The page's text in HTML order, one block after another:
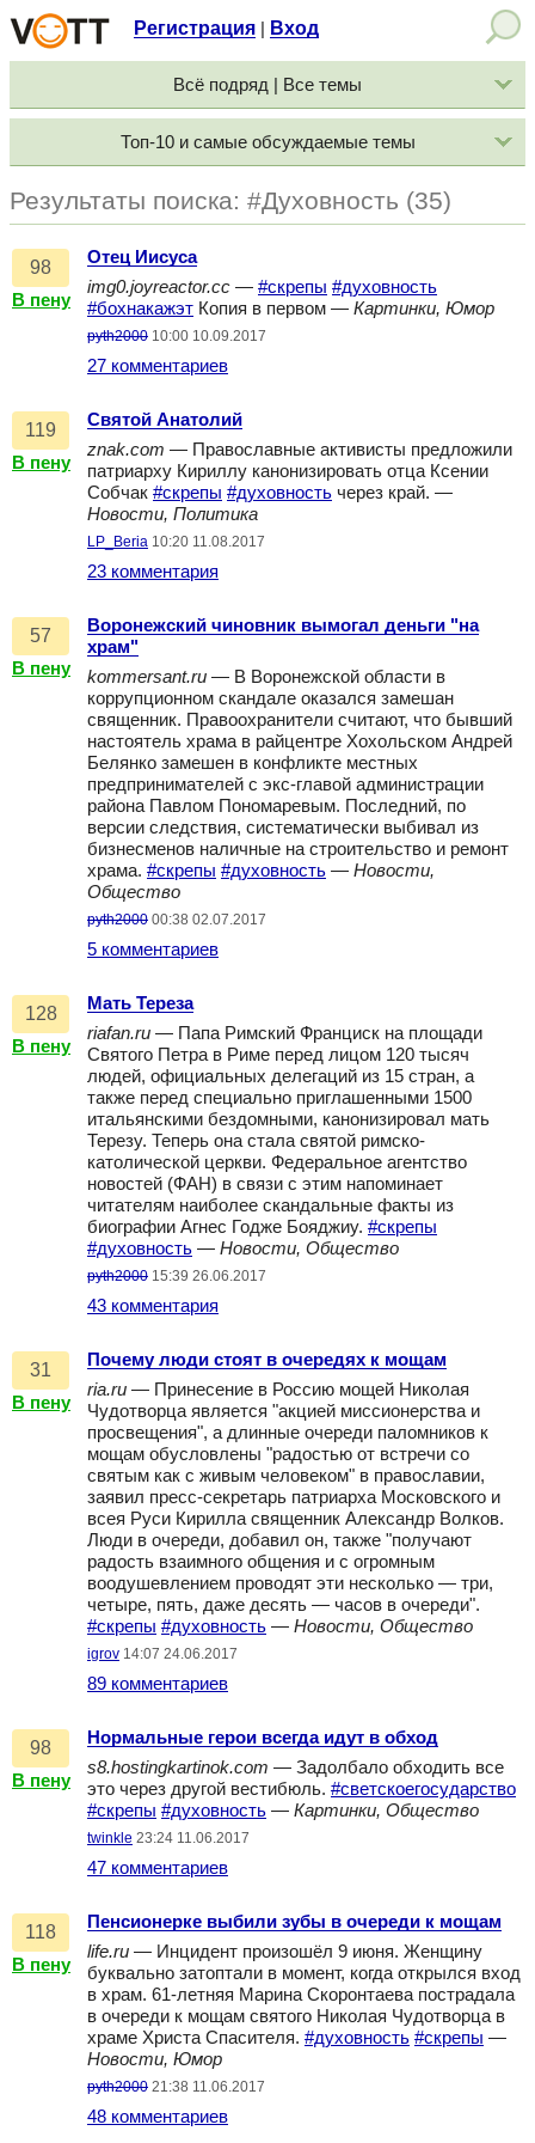
Регистрация Вход
Всё подряд | Все темы
Топ-10 и самые обсуждаемые темы
Результаты поиска: #Духовность (35)
98
В пену
Отец Иисуса
img0.joyreactor.cc — #скрепы #духовность
#бохнакажэт Копия в первом — Картинки, Юмор
pyth2000 10:00 10.09.2017
27 комментариев
119
В пену
Святой Анатолий
znak.com — Православные активисты предложили
патриарху Кириллу канонизировать отца Ксении
Собчак #скрепы #духовность через край. —
Новости, Политика
LP_Beria 10:20 11.08.2017
23 комментария
57
В пену
Воронежский чиновник вымогал деньги "на
храм"
kommersant.ru — В Воронежской области в
коррупционном скандале оказался замешан
священник. Правоохранители считают, что бывший
настоятель храма в райцентре Хохольском Андрей
Белянко замешен в конфликте местных
предпринимателей с экс-главой администрации
района Павлом Пономаревым. Последний, по
версии следствия, систематически выбивал из
бизнесменов наличные на строительство и ремонт
храма. #скрепы #духовность — Новости,
Общество
pyth2000 00:38 02.07.2017
5 комментариев
128
В пену
Мать Тереза
riafan.ru — Папа Римский Франциск на площади
Святого Петра в Риме перед лицом 120 тысяч
людей, официальных делегаций из 15 стран, а
также перед специально приглашенными 1500
итальянскими бездомными, канонизировал мать
Терезу. Теперь она стала святой римско-
католической церкви. Федеральное агентство
новостей (ФАН) в связи с этим напоминает
читателям наиболее скандальные факты из
биографии Агнес Годже Бояджиу. #скрепы
#духовность — Новости, Общество
pyth2000 15:39 26.06.2017
43 комментария
31
В пену
Почему люди стоят в очередях к мощам
ria.ru — Принесение в Россию мощей Николая
Чудотворца является "акцией миссионерства и
просвещения", а длинные очереди паломников к
мощам обусловлены "радостью от встречи со
святым как с живым человеком" в православии,
заявил пресс-секретарь патриарха Московского и
всея Руси Кирилла священник Александр Волков.
Люди в очереди, добавил он, также "получают
радость взаимного общения и с огромным
воодушевлением проводят эти несколько — три,
четыре, пять, даже десять — часов в очереди".
#скрепы #духовность — Новости, Общество
igrov 14:07 24.06.2017
89 комментариев
98
В пену
Нормальные герои всегда идут в обход
s8.hostingkartinok.com — Задолбало обходить все
это через другой вестибюль. #светскоегосударство
#скрепы #духовность — Картинки, Общество
twinkle 23:24 11.06.2017
47 комментариев
118
В пену
Пенсионерке выбили зубы в очереди к мощам
life.ru — Инцидент произошёл 9 июня. Женщину
буквально затоптали в момент, когда открылся вход
в храм. 61-летняя Марина Скоронтаева пострадала
в очереди к мощам святого Николая Чудотворца в
храме Христа Спасителя. #духовность #скрепы —
Новости, Юмор
pyth2000 21:38 11.06.2017
48 комментариев